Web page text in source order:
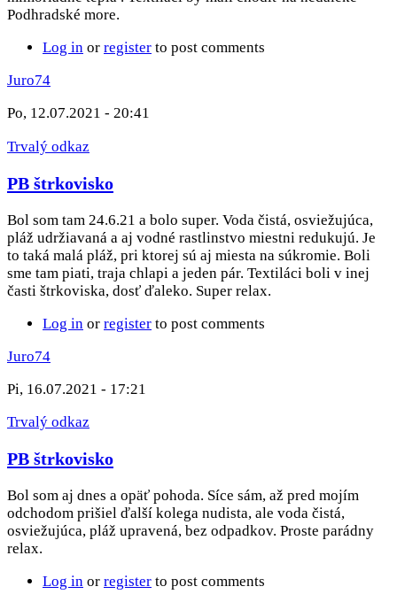
Podhradské more.
Log in or register to post comments
Juro74
Po, 12.07.2021 - 20:41
Trvalý odkaz
PB štrkovisko
Bol som tam 24.6.21 a bolo super. Voda čistá, osviežujúca,
pláž udržiavaná a aj vodné rastlinstvo miestni redukujú. Je
to taká malá pláž, pri ktorej sú aj miesta na súkromie. Boli
sme tam piati, traja chlapi a jeden pár. Textiláci boli v inej
časti štrkoviska, dosť ďaleko. Super relax.
Log in or register to post comments
Juro74
Pi, 16.07.2021 - 17:21
Trvalý odkaz
PB štrkovisko
Bol som aj dnes a opäť pohoda. Síce sám, až pred mojím
odchodom prišiel ďalší kolega nudista, ale voda čistá,
osviežujúca, pláž upravená, bez odpadkov. Proste parádny
relax.
Log in or register to post comments